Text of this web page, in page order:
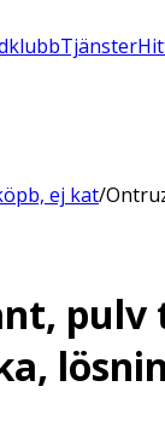
Tjänster
ej kat/
pulv